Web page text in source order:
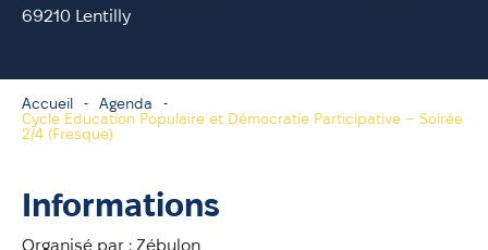
69210 Lentilly
Accueil
Agenda
Cycle Education Populaire et Démocratie Participative – Soirée
2/4 (Fresque)
Informations
Organisé par : Zébulon
Contacter votre mairie
Annuaire
Évènements